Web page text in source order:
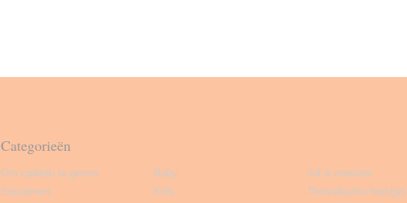
Categorieën
Om cadeau te geven
Seizoenen
Baby
Kids
Juf & meester
Themakisten feestjes